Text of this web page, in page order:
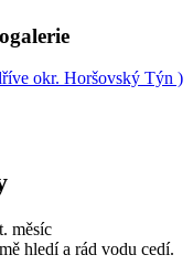
měsíc
hledí a rád vodu cedí.